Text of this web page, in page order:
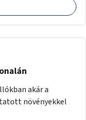
akár a
növényekkel